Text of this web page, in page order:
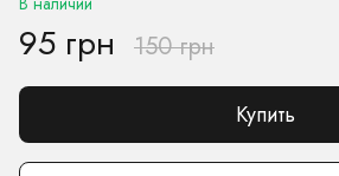
95 грн 150 грн
Купить